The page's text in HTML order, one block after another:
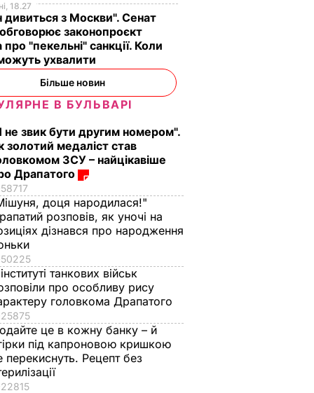
18.27
дивиться з Москви". Сенат
законопроєкт
про "пекельні" санкції. Коли
ухвалити
Більше новин
В БУЛЬВАРІ
не звик бути другим номером".
золотий медаліст став
ЗСУ – найцікавіше
Драпатого
58717
доця народилася!"
розповів, як уночі на
дізнався про народження
50225
танкових військ
про особливу рису
головкома Драпатого
25875
це в кожну банку – й
під капроновою кришкою
перекиснуть. Рецепт без
22815